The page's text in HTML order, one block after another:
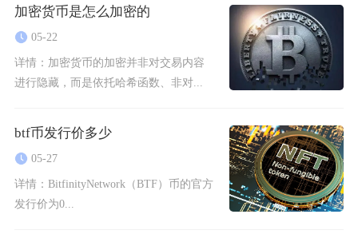
加密货币是怎么加密的
05-22
详情： 加密货币的加密并非对交易内容
进行隐藏，而是依托哈希函数、非对...
btf币发行价多少
05-27
详情： BitfinityNetwork（BTF）币的官方
发行价为0...